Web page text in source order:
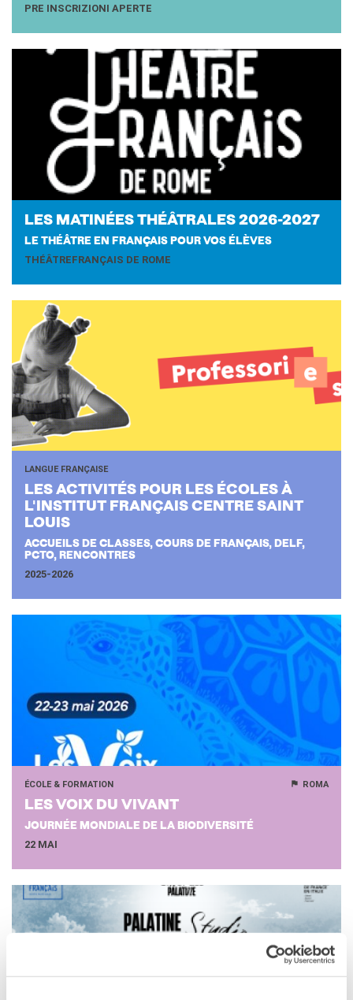
PRE INSCRIZIONI APERTE
LES MA­TI­NÉES THÉÂ­TRALES 2026-​2027
LE THÉÂTRE EN FRANÇAIS POUR VOS ÉLÈVES
THÉÂTREFRANÇAIS DE ROME
LANGUE FRANÇAISE
LES AC­TI­VI­TÉS POUR LES ÉCOLES À
L'INS­TI­TUT FRAN­ÇAIS CENTRE SAINT
LOUIS
ACCUEILS DE CLASSES, COURS DE FRANÇAIS, DELF,
PCTO, RENCONTRES
2025-2026
ÉCOLE & FORMATION ROMA
LES VOIX DU VI­VANT
JOURNÉE MONDIALE DE LA BIODIVERSITÉ
22 MAI